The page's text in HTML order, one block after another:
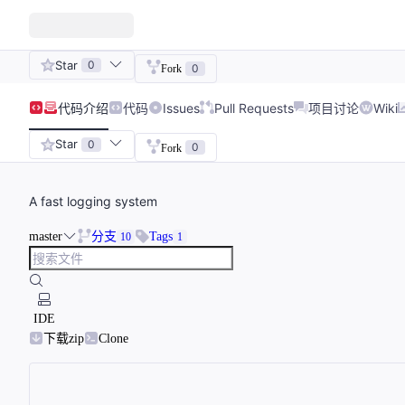
Star 0 Fork 0
代码介绍 代码 Issues Pull Requests 项目讨论 Wiki
Star 0 Fork 0
A fast logging system
master 分支 10 Tags 1
IDE
下载zip
Clone